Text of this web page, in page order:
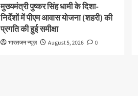
मुख्यमंत्री पुष्कर सिंह धामी के दिशा-
निर्देशों में पीएम आवास योजना (शहरी) की
प्रगति की हुई समीक्षा
भारतजन न्यूज़ August 5, 2026 0